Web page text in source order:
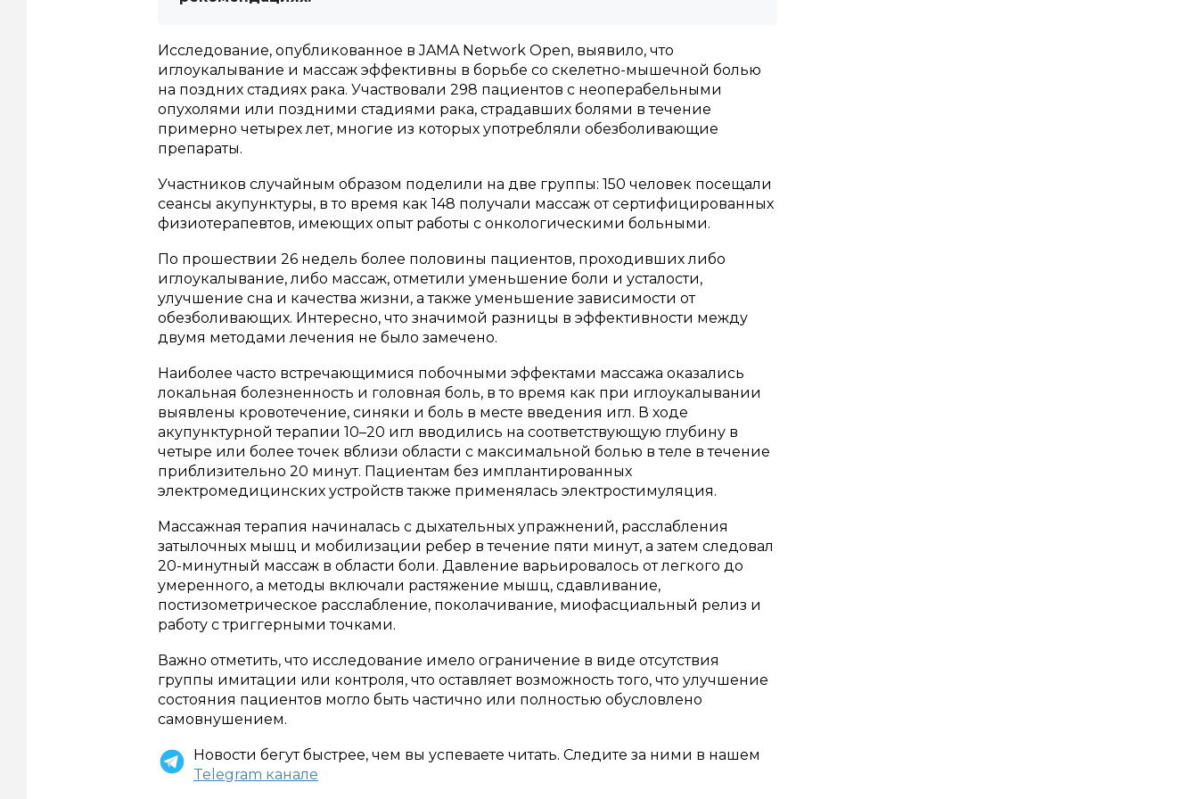
Исследование, опубликованное в JAMA Network Open, выявило, что
иглоукалывание и массаж эффективны в борьбе со скелетно-мышечной болью
на поздних стадиях рака. Участвовали 298 пациентов с неоперабельными
опухолями или поздними стадиями рака, страдавших болями в течение
примерно четырех лет, многие из которых употребляли обезболивающие
препараты.
Участников случайным образом поделили на две группы: 150 человек посещали
сеансы акупунктуры, в то время как 148 получали массаж от сертифицированных
физиотерапевтов, имеющих опыт работы с онкологическими больными.
По прошествии 26 недель более половины пациентов, проходивших либо
иглоукалывание, либо массаж, отметили уменьшение боли и усталости,
улучшение сна и качества жизни, а также уменьшение зависимости от
обезболивающих. Интересно, что значимой разницы в эффективности между
двумя методами лечения не было замечено.
Наиболее часто встречающимися побочными эффектами массажа оказались
локальная болезненность и головная боль, в то время как при иглоукалывании
выявлены кровотечение, синяки и боль в месте введения игл. В ходе
акупунктурной терапии 10–20 игл вводились на соответствующую глубину в
четыре или более точек вблизи области с максимальной болью в теле в течение
приблизительно 20 минут. Пациентам без имплантированных
электромедицинских устройств также применялась электростимуляция.
Массажная терапия начиналась с дыхательных упражнений, расслабления
затылочных мышц и мобилизации ребер в течение пяти минут, а затем следовал
20-минутный массаж в области боли. Давление варьировалось от легкого до
умеренного, а методы включали растяжение мышц, сдавливание,
постизометрическое расслабление, поколачивание, миофасциальный релиз и
работу с триггерными точками.
Важно отметить, что исследование имело ограничение в виде отсутствия
группы имитации или контроля, что оставляет возможность того, что улучшение
состояния пациентов могло быть частично или полностью обусловлено
самовнушением.
Новости бегут быстрее, чем вы успеваете читать. Следите за ними в нашем
Telegram канале